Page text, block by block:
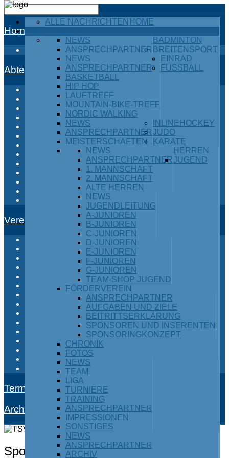
Home
Alle Nachrichten
Abteilungen
Badminton
Breitensport
Inlinehockey
Kraftdreikampf
Ski / Snowboard
Verein
Anfahrt und Lage
Stanno-Vereinsshop
Termine Vereinslogistik
Turnhallenbelegung
Vereinsheimbau Eigenleistungen
125-Jahr-Feier
Termine
Archiv
HOME
ALLE NACHRICHTEN
BADMINTON
NEWS
ANSPRECHPARTNER BREITENSPORT
NEWS
ANSPRECHPARTNER
BASKETBALL
HIP HOP
LAUFTREFF
MOUNTAIN-BIKE-TREFF
NORDIC WALKING
EINRAD
NEWS
ANSPRECHPARTNER
MEISTERSCHAFTEN
FUSSBALL
HERREN
NEWS
ANSPRECHPARTNER
1. MANNSCHAFT
2. MANNSCHAFT
ALTE HERREN
JUGEND
NEWS
JUGENDLEITUNG
A-JUNIOREN
B-JUNIOREN
C-JUNIOREN
D-JUNIOREN
E-JUNIOREN
F-JUNIOREN
G-JUNIOREN
TEAM-SHOP JUGEND
FÖRDERVEREIN
ANSPRECHPARTNER
AUFGABEN UND ZIELE
BEITRITTSERKLÄRUNG
SPONSOREN UND INSERENTEN
SPONSORINGKONZEPT
CHRONIK
FOTOS
INLINEHOCKEY
NEWS
TEAM
LIGA
TURNIERE
TRAINING
ANSPRECHPARTNER
IMPRESSIONEN
SONSTIGES
JUDO
NEWS
ANSPRECHPARTNER
ARCHIV
KARATE
Sponsoren und Inserenten